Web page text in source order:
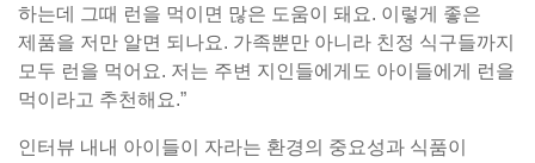
하는데 그때 런을 먹이면 많은 도움이 돼요. 이렇게 좋은
제품을 저만 알면 되나요. 가족뿐만 아니라 친정 식구들까지
모두 런을 먹어요. 저는 주변 지인들에게도 아이들에게 런을
먹이라고 추천해요.”
인터뷰 내내 아이들이 자라는 환경의 중요성과 식품이